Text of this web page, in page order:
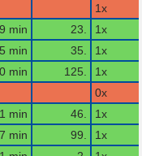
1x
9 min 23.
1x
5 min 35.
1x
min 125.
1x
0x
min 46.
1x
min 99.
1x